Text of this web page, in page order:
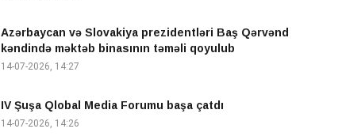
Azərbaycan və Slovakiya prezidentləri Baş Qərvənd
kəndində məktəb binasının təməli qoyulub
14-07-2026, 14:27
IV Şuşa Qlobal Media Forumu başa çatdı
14-07-2026, 14:26